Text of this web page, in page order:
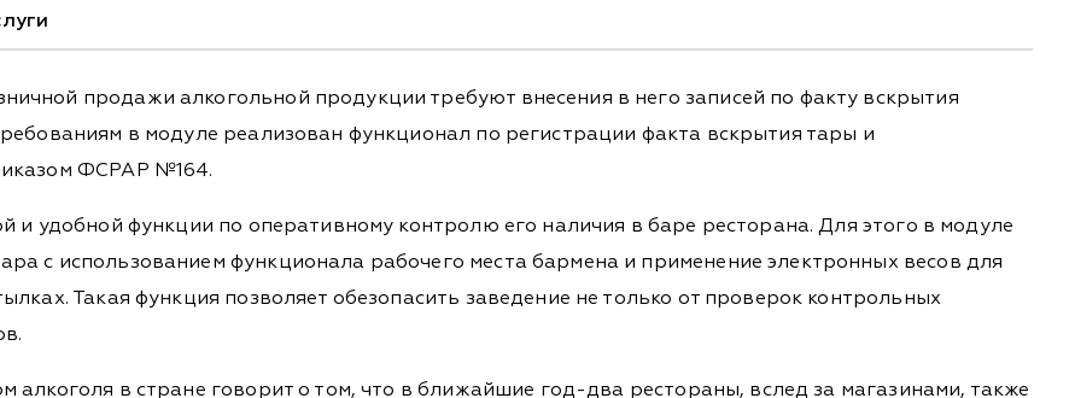
продажи алкогольной продукции требуют внесения в него записей по факту вскрытия
в модуле реализован функционал по регистрации факта вскрытия тары и
ФСРАР №164.
и удобной функции по оперативному контролю его наличия в баре ресторана. Для этого в модуле
с использованием функционала рабочего места бармена и применение электронных весов для
Такая функция позволяет обезопасить заведение не только от проверок контрольных
в стране говорит о том, что в ближайшие год-два рестораны, вслед за магазинами, также